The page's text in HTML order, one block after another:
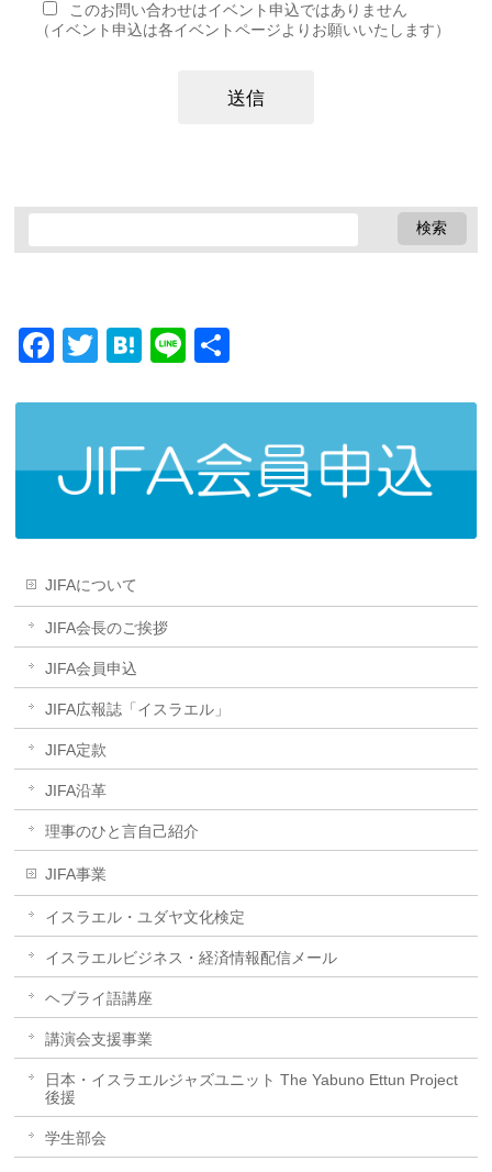
このお問い合わせはイベント申込ではありません
（イベント申込は各イベントページよりお願いいたします）
Facebook
Twitter
Hatena
Line
JIFAについて
JIFA会長のご挨拶
JIFA会員申込
JIFA広報誌「イスラエル」
JIFA定款
JIFA沿革
理事のひと言自己紹介
JIFA事業
イスラエル・ユダヤ文化検定
イスラエルビジネス・経済情報配信メール
ヘブライ語講座
講演会支援事業
日本・イスラエルジャズユニット The Yabuno Ettun Project
後援
学生部会